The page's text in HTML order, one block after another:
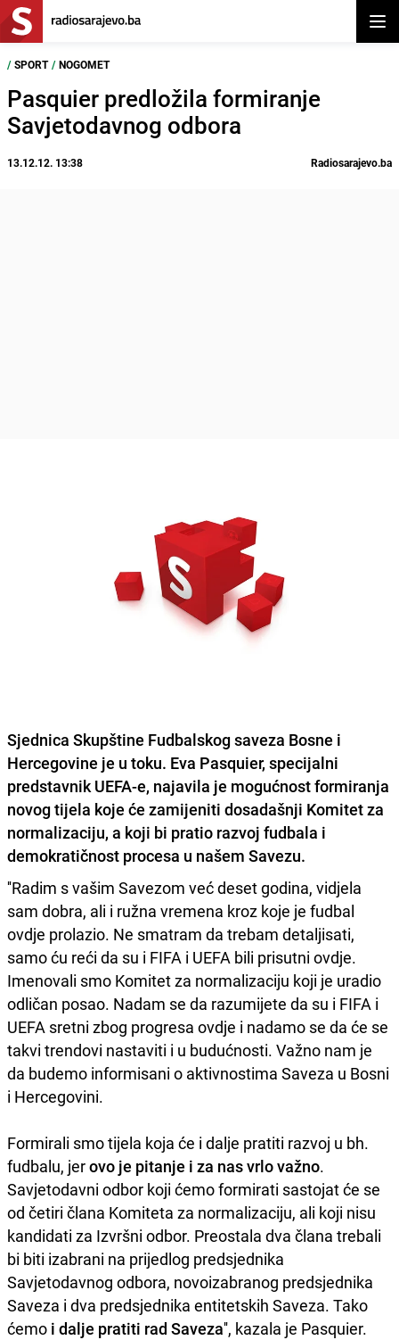
/ SPORT / NOGOMET
Pasquier predložila formiranje
Savjetodavnog odbora
13.12.12. 13:38 Radiosarajevo.ba
Sjednica Skupštine Fudbalskog saveza Bosne i
Hercegovine je u toku. Eva Pasquier, specijalni
predstavnik UEFA-e, najavila je mogućnost formiranja
novog tijela koje će zamijeniti dosadašnji Komitetza
normalizaciju, a koji bi pratio razvoj fudbala i
demokratičnost procesa u našem Savezu.
''Radim s vašim Savezom već deset godina, vidjela
sam dobra, ali i ružna vremena kroz koje je fudbal
ovdje prolazio. Ne smatram da trebam detaljisati,
samo ću reći da su i FIFA i UEFA bili prisutni ovdje.
Imenovali smo Komitet za normalizaciju koji je uradio
odličan posao. Nadam se da razumijete da su i FIFA i
UEFA sretni zbog progresa ovdje i nadamo se da će se
takvi trendovi nastaviti i u budućnosti. Važno nam je
da budemo informisani o aktivnostima Saveza u Bosni
i Hercegovini.
Formirali smo tijela koja će i dalje pratiti razvoj u bh.
fudbalu, jerovo je pitanje i za nas vrlo važno.
Savjetodavni odbor koji ćemo formirati sastojat će se
od četiri člana Komiteta za normalizaciju, ali koji nisu
kandidati za Izvršni odbor. Preostala dva člana trebali
bi biti izabrani na prijedlog predsjednika
Savjetodavnog odbora, novoizabranog predsjednika
Saveza i dva predsjednika entitetskih Saveza. Tako
ćemo i dalje pratiti rad Saveza'', kazala je Pasquier.